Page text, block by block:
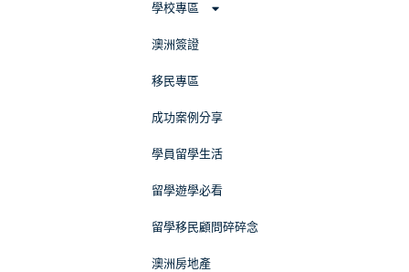
學校專區
澳洲簽證
移民專區
成功案例分享
學員留學生活
留學遊學必看
留學移民顧問碎碎念
澳洲房地產